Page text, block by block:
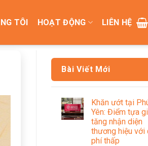
TÔI HOẠT ĐỘNG LIÊN HỆ
Bài Viết Mới
Khăn ướt tại
Yên: Điểm tựa
tăng nhận diện
thương hiệu với
phí thấp